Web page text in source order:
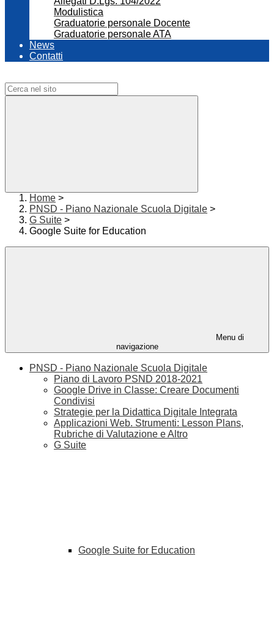
Modulistica
Graduatorie personale Docente
Graduatorie personale ATA
News
Contatti
Home >
PNSD - Piano Nazionale Scuola Digitale >
G Suite >
Google Suite for Education
Menu di
navigazione
PNSD - Piano Nazionale Scuola Digitale
Piano di Lavoro PSND 2018-2021
Google Drive in Classe: Creare Documenti
Condivisi
Strategie per la Didattica Digitale Integrata
Applicazioni Web. Strumenti: Lesson Plans,
Rubriche di Valutazione e Altro
G Suite
Google Suite for Education